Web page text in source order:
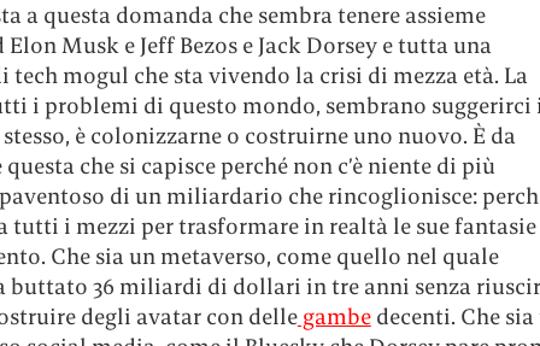
a questa domanda che sembra tenere assieme
Elon Musk e Jeff Bezos e Jack Dorsey e tutta una
tech mogul che sta vivendo la crisi di mezza età. La
i problemi di questo mondo, sembrano suggerirci
è colonizzarne o costruirne uno nuovo. È da
che si capisce perché non c’è niente di più
di un miliardario che rincoglionisce:
tutti i mezzi per trasformare in realtà le sue fantasie
Che sia un metaverso, come quello nel quale
buttato 36 miliardi di dollari in tre anni senza
degli avatar con dellegambedecenti. Che sia